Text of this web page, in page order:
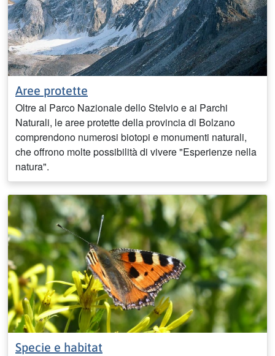
Aree protette
Oltre al Parco Nazionale dello Stelvio e ai Parchi
Naturali, le aree protette della provincia di Bolzano
comprendono numerosi biotopi e monumenti naturali,
che offrono molte possibilità di vivere "Esperienze nella
natura".
Specie e habitat